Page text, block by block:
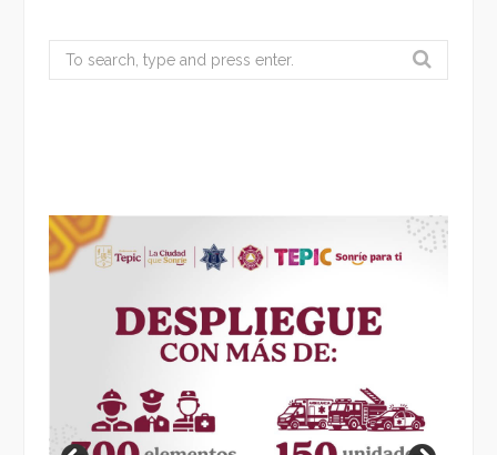
Search
for: